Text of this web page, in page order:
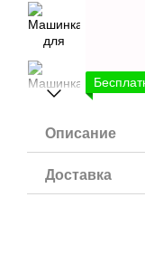
Описание
Доставка